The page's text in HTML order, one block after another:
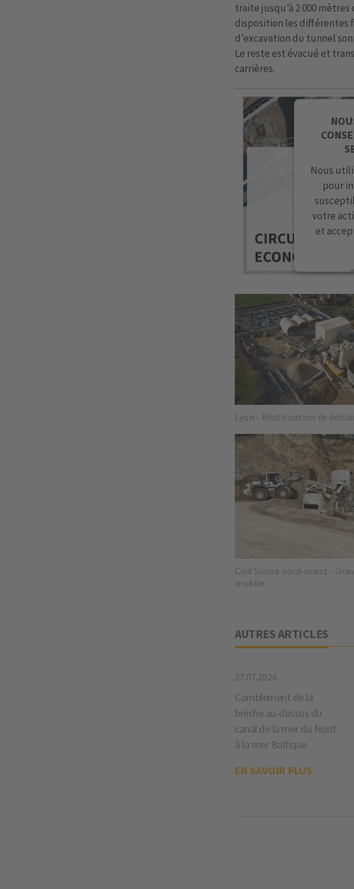
traite jusqu’à 2 000
disposition les différentes
d’excavation du tunnel
Le reste est évacué et
carrières.
Nous
pour
votre
et
powered
Lyon - Réutilisation de
Civil Suisse nord-ouest -
mobile
AUTRES ARTICLES
27.07.2026
Comblement de la
brèche au-dessus du
canal de la mer du Nord
à la mer Baltique
EN SAVOIR PLUS